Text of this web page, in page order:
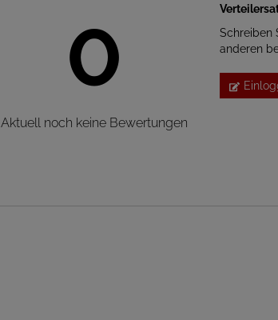
0
Aktuell noch keine Bewertungen
Schreiben
anderen